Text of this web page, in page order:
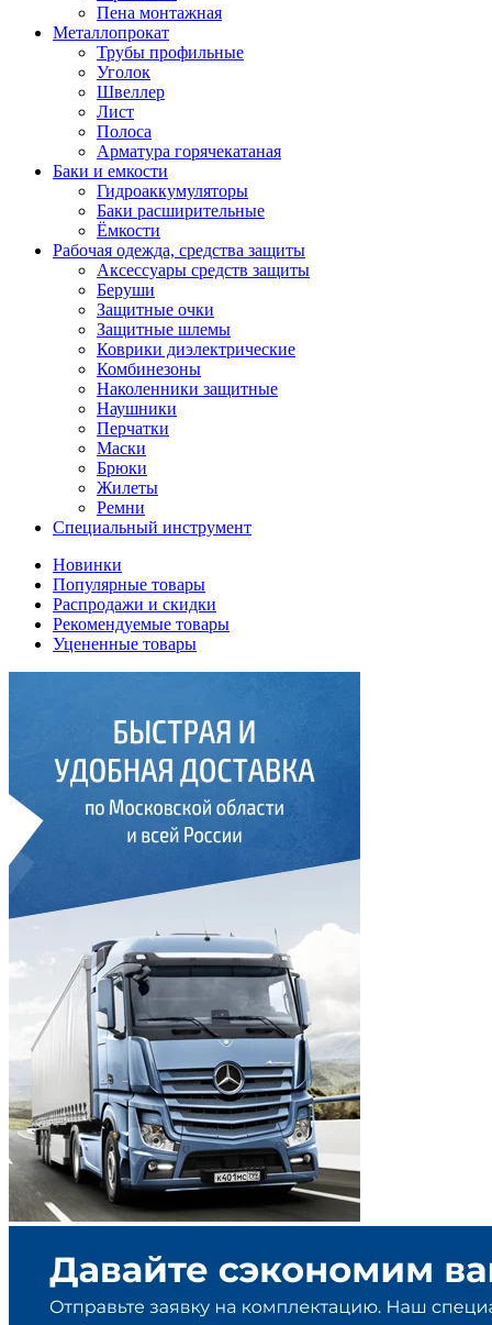
Пена монтажная
Металлопрокат
Трубы профильные
Уголок
Швеллер
Лист
Полоса
Арматура горячекатаная
Баки и емкости
Гидроаккумуляторы
Баки расширительные
Ёмкости
Рабочая одежда, средства защиты
Аксессуары средств защиты
Беруши
Защитные очки
Защитные шлемы
Коврики диэлектрические
Комбинезоны
Наколенники защитные
Наушники
Перчатки
Маски
Брюки
Жилеты
Ремни
Специальный инструмент
Новинки
Популярные товары
Распродажи и скидки
Рекомендуемые товары
Уцененные товары